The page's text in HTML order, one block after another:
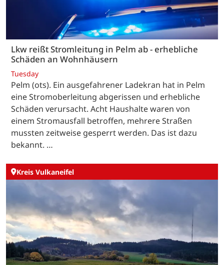
Lkw reißt Stromleitung in Pelm ab - erhebliche
Schäden an Wohnhäusern
Tuesday
Pelm (ots). Ein ausgefahrener Ladekran hat in Pelm
eine Stromoberleitung abgerissen und erhebliche
Schäden verursacht. Acht Haushalte waren von
einem Stromausfall betroffen, mehrere Straßen
mussten zeitweise gesperrt werden. Das ist dazu
bekannt. …
Kreis Vulkaneifel